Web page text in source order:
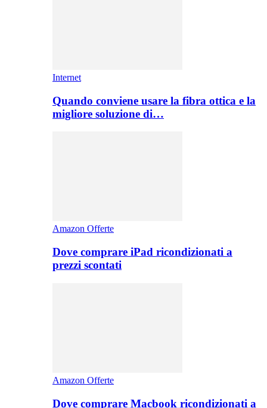
Internet
Quando conviene usare la fibra ottica e la
migliore soluzione di…
Amazon Offerte
Dove comprare iPad ricondizionati a
prezzi scontati
Amazon Offerte
Dove comprare Macbook ricondizionati a